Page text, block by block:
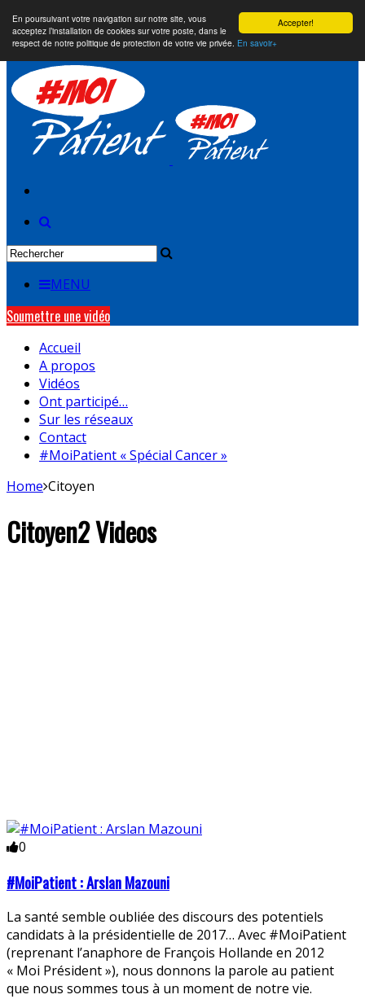
Accepter!
En poursuivant votre navigation sur notre site, vous
acceptez l’installation de cookies sur votre poste, dans le
respect de notre politique de protection de votre vie privée. En savoir+
MENU
Soumettre une vidéo
Accueil
A propos
Vidéos
Ont participé…
Sur les réseaux
Contact
#MoiPatient « Spécial Cancer »
Home Citoyen
Citoyen2 Videos
0
#MoiPatient : Arslan Mazouni
La santé semble oubliée des discours des potentiels
candidats à la présidentielle de 2017… Avec #MoiPatient
(reprenant l’anaphore de François Hollande en 2012
« Moi Président »), nous donnons la parole au patient
que nous sommes tous à un moment de notre vie.